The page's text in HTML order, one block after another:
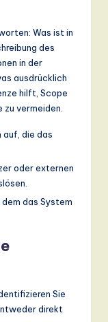
Was ist in
des
in der
ausdrücklich
hilft, Scope
vermeiden.
auf, die das
oder externen
das System
Sie
direkt